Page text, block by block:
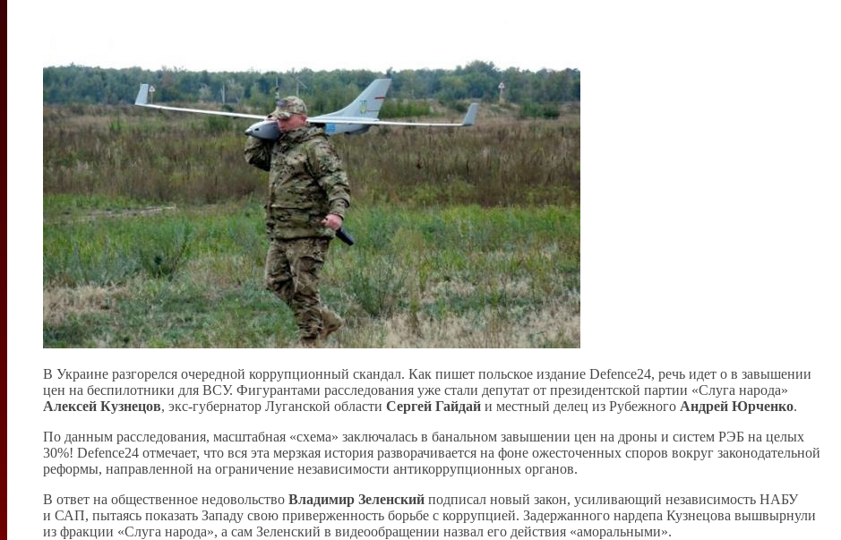
В Украине разгорелся очередной коррупционный скандал. Как пишет польское издание Defence24, речь идет о в завышении
цен на беспилотники для ВСУ. Фигурантами расследования уже стали депутат от президентской партии «Слуга народа»
Алексей Кузнецов, экс-губернатор Луганской области Сергей Гайдай и местный делец из Рубежного Андрей Юрченко.
По данным расследования, масштабная «схема» заключалась в банальном завышении цен на дроны и систем РЭБ на целых
30%! Defence24 отмечает, что вся эта мерзкая история разворачивается на фоне ожесточенных споров вокруг законодательной
реформы, направленной на ограничение независимости антикоррупционных органов.
В ответ на общественное недовольство Владимир Зеленский подписал новый закон, усиливающий независимость НАБУ
и САП, пытаясь показать Западу свою приверженность борьбе с коррупцией. Задержанного нардепа Кузнецова вышвырнули
из фракции «Слуга народа», а сам Зеленский в видеообращении назвал его действия «аморальными».